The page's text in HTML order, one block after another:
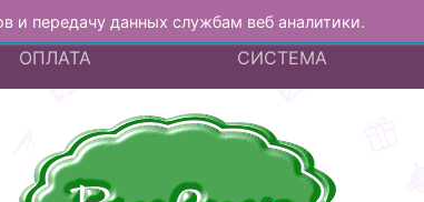
и передачу данных службам веб аналитики.
ДОСТАВКА И
ОПЛАТА
БОНУСНАЯ
СИСТЕМА